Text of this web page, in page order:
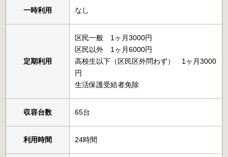
一時利用 なし
定期利用
区民一般 1ヶ月3000円
区民以外 1ヶ月6000円
高校生以下（区民区外問わず） 1ヶ月3000
円
生活保護受給者免除
収容台数 65台
利用時間 24時間